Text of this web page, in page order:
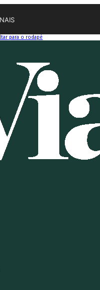
para o rodapé